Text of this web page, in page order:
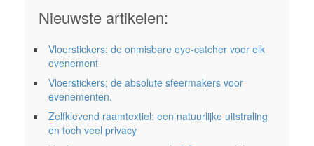
Nieuwste artikelen:
Vloerstickers: de onmisbare eye-catcher voor elk
evenement
Vloerstickers; de absolute sfeermakers voor
evenementen.
Zelfklevend raamtextiel: een natuurlijke uitstraling
en toch veel privacy